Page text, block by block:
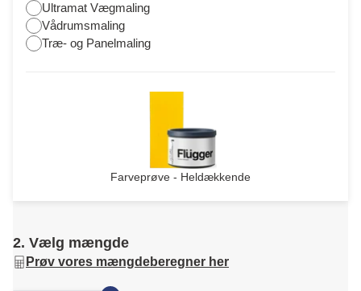
Ultramat Vægmaling
Vådrumsmaling
Træ- og Panelmaling
Farveprøve - Heldækkende
2. Vælg mængde
Prøv vores mængdeberegner her